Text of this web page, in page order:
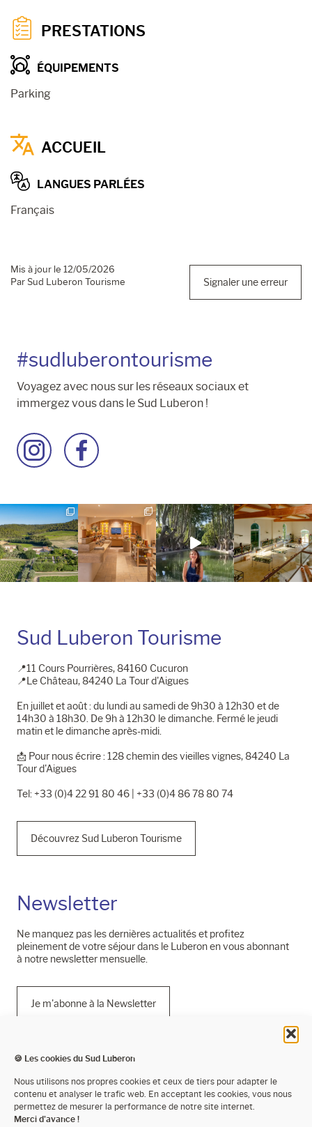
🍪 Les cookies du Sud Luberon
Nous utilisons nos propres cookies et ceux de tiers pour adapter le
contenu et analyser le trafic web. En acceptant les cookies, vous nous
permettez de mesurer la performance de notre site internet.
Merci d'avance !
PRESTATIONS
ÉQUIPEMENTS
Parking
ACCUEIL
LANGUES PARLÉES
Français
Mis à jour le 12/05/2026
Par Sud Luberon Tourisme
Signaler une erreur
#sudluberontourisme
Voyagez avec nous sur les réseaux sociaux et
immergez vous dans le Sud Luberon !
Accéder
à
Instagram
Accéder
à
Facebook
Sud Luberon Tourisme
📍11 Cours Pourrières, 84160 Cucuron
📍Le Château, 84240 La Tour d'Aigues
En juillet et août : du lundi au samedi de 9h30 à 12h30 et de
14h30 à 18h30. De 9h à 12h30 le dimanche. Fermé le jeudi
matin et le dimanche après-midi.
📩​ Pour nous écrire : 128 chemin des vieilles vignes, 84240 La
Tour d'Aigues
Tel: +33 (0)4 22 91 80 46 | +33 (0)4 86 78 80 74
Découvrez Sud Luberon Tourisme
Newsletter
Ne manquez pas les dernières actualités et profitez
pleinement de votre séjour dans le Luberon en vous abonnant
à notre newsletter mensuelle.
Je m'abonne à la Newsletter
Mentions légales
Politique de confidentialité